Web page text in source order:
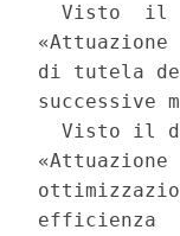
Visto  il
di tutela
Visto il
efficienza